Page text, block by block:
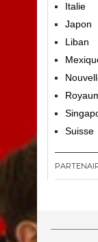
Italie
Japon
Liban
Suisse